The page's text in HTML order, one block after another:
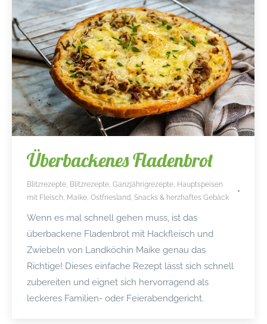
Überbackenes Fladenbrot
Blitzrezepte Blitzrezepte Ganzjährigrezepte Hauptspeisen
mit Fleisch Maike Ostfriesland Snacks & herzhaftes Gebäck
Wenn es mal schnell gehen muss, ist das
überbackene Fladenbrot mit Hackfleisch und
Zwiebeln von Landköchin Maike genau das
Richtige! Dieses einfache Rezept lässt sich schnell
zubereiten und eignet sich hervorragend als
leckeres Familien- oder Feierabendgericht.